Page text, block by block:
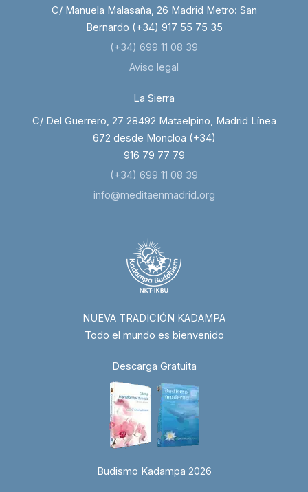
C/ Manuela Malasaña, 26 Madrid Metro: San
Bernardo (+34) 917 55 75 35
(+34) 699 11 08 39
Aviso legal
La Sierra
C/ Del Guerrero, 27 28492 Mataelpino, Madrid Línea
672 desde Moncloa (+34)
916 79 77 79
(+34) 699 11 08 39
info@meditaenmadrid.org
NUEVA TRADICIÓN KADAMPA
Todo el mundo es bienvenido
Descarga Gratuita
Budismo Kadampa 2026